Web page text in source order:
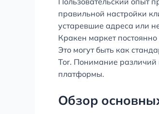
правильной настройки
устаревшие адреса или
Кракен маркет
Это могут быть как
Tor. Понимание различий
платформы.
Обзор